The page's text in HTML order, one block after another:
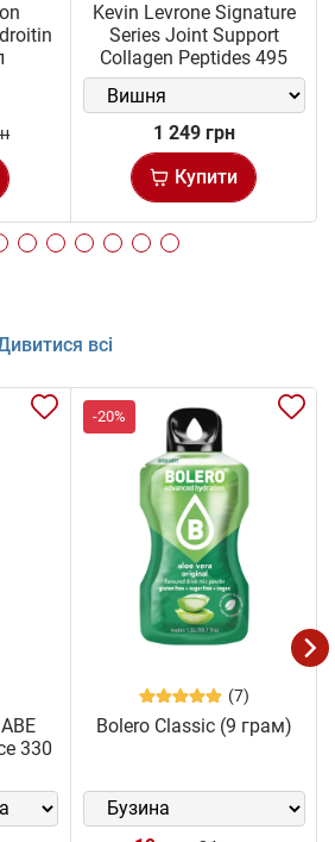
Kevin Levrone Signature
Series Joint Support
Collagen Peptides 495
грам
1 249 грн
Купити
всі
330
-20%
(7)
Bolero Classic (9 грам)